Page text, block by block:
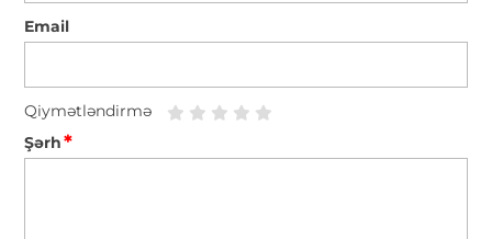
Email
Qiymətləndirmə
Şərh*